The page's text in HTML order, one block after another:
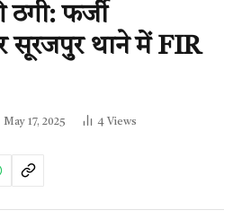
फर्जी
सूरजपुर थाने में FIR
May 17, 2025 4 Views